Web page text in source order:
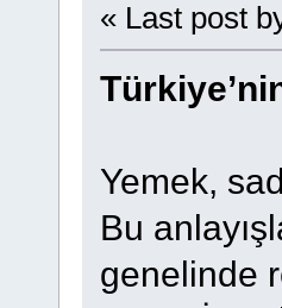
« Last post
Yemek,
Bu
genelinde